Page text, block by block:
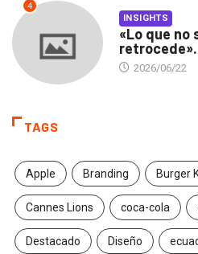
4
INSIGHTS
«Lo que no
2026/06/22
TAGS
Apple Branding Burger
Cannes Lions coca-cola
Destacado Diseño